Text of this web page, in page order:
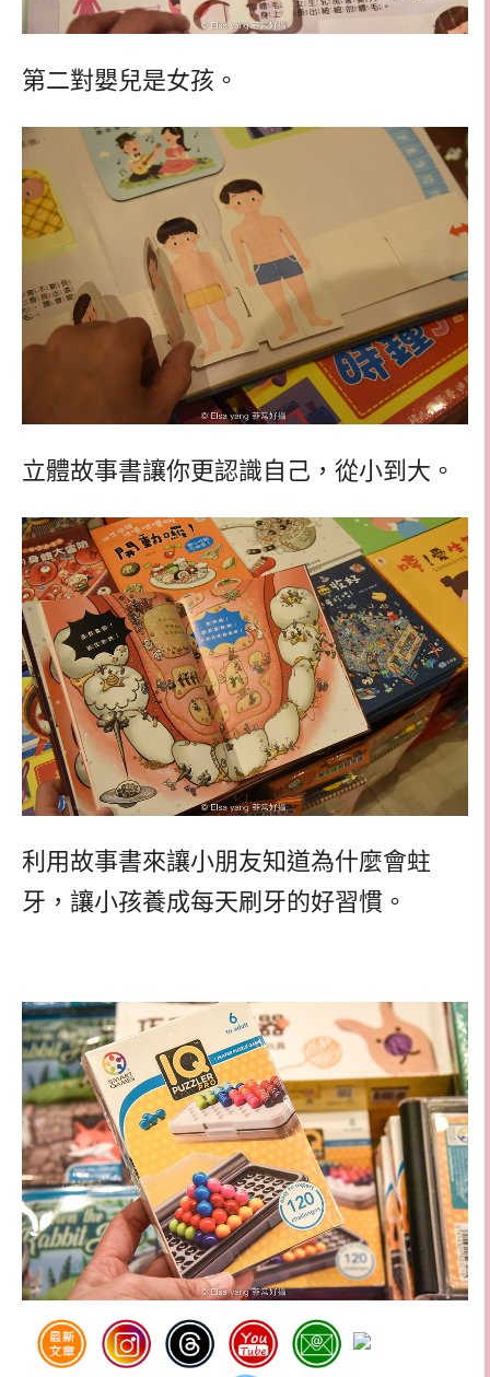
第二對嬰兒是女孩。
立體故事書讓你更認識自己，從小到大。
利用故事書來讓小朋友知道為什麼會蛀
牙，讓小孩養成每天刷牙的好習慣。